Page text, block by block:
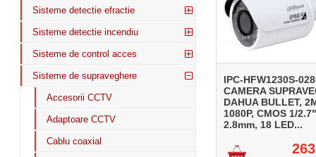
IPC-HFW1230S-
CAMERA
DAHUA BULLET,
1080P, CMOS 1/
2.8mm, 18 LED...
263
Sisteme detectie efractie
Sisteme detectie incendiu
Sisteme de control acces
Sisteme de supraveghere
Accesorii CCTV
Adaptoare CCTV
Cablu coaxial